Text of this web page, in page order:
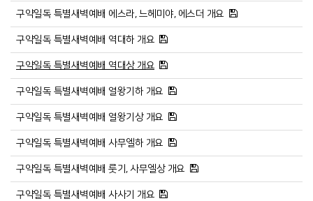
구약일독 특별새벽예배 에스라, 느헤미야, 에스더 개요
구약일독 특별새벽예배 역대하 개요
구약일독 특별새벽예배 역대상 개요
구약일독 특별새벽예배 열왕기하 개요
구약일독 특별새벽예배 열왕기상 개요
구약일독 특별새벽예배 사무엘하 개요
구약일독 특별새벽예배 룻기, 사무엘상 개요
구약일독 특별새벽예배 사사기 개요